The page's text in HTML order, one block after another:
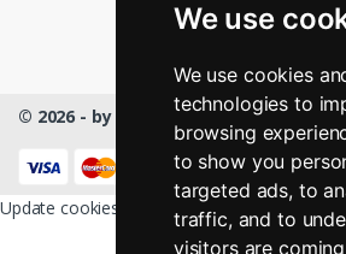
We use
We use cookies
technologies to
browsing
to show you
targeted ads, to
traffic, and to
visitors are
Магазини
© 2026 - by Masmart™- All rights
Update cookies preferences